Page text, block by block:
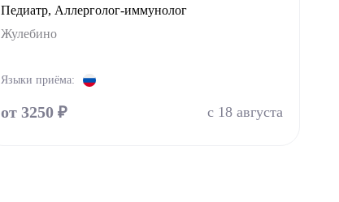
Педиатр, Аллерголог-иммунолог
Жулебино
Языки приёма:
от 3250 ₽ с 18 августа